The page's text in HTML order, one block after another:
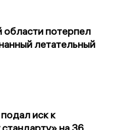
потерпел
летательный
иск к